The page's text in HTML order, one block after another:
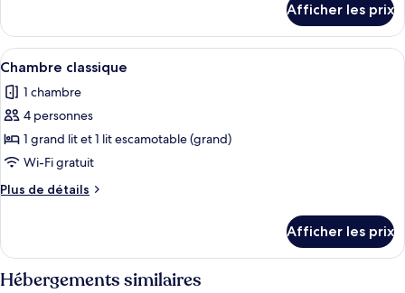
Chambre
classique
Chambre
classique
Afficher les prix
Afficher
toutes
les
photos
pour
ce
type
de
Chambre
classique
Une chambre avec un lit, un petit
13
Chambre classique
1 chambre
4 personnes
1 grand lit et 1 lit escamotable (grand)
Wi-Fi gratuit
Plus de détails
Plus
Chambre
classique
Afficher les prix
Hébergements similaires